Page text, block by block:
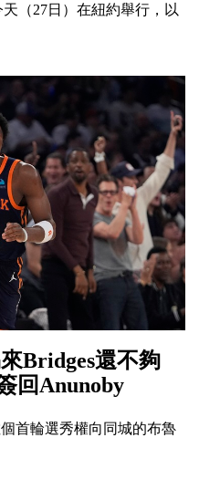
（27日）在紐約舉行，以
Bridges還不夠
回Anunoby
首輪選秀權向同城的布魯